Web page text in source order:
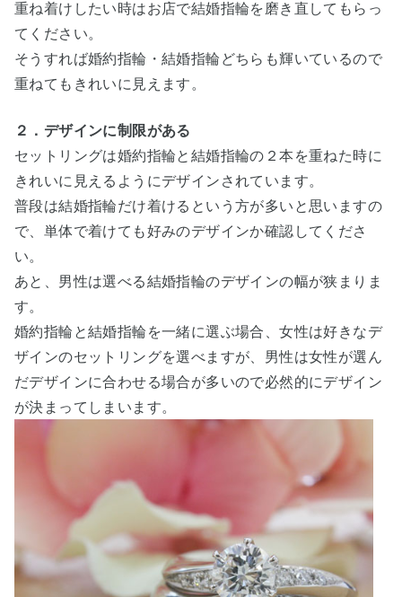
重ね着けしたい時はお店で結婚指輪を磨き直してもらっ
てください。
そうすれば婚約指輪・結婚指輪どちらも輝いているので
重ねてもきれいに見えます。
２．デザインに制限がある
セットリングは婚約指輪と結婚指輪の２本を重ねた時に
きれいに見えるようにデザインされています。
普段は結婚指輪だけ着けるという方が多いと思いますの
で、単体で着けても好みのデザインか確認してくださ
い。
あと、男性は選べる結婚指輪のデザインの幅が狭まりま
す。
婚約指輪と結婚指輪を一緒に選ぶ場合、女性は好きなデ
ザインのセットリングを選べますが、男性は女性が選ん
だデザインに合わせる場合が多いので必然的にデザイン
が決まってしまいます。